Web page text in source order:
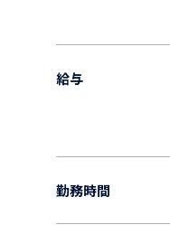
給与
勤務時間